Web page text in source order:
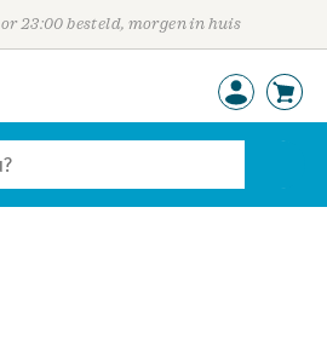
23:00 besteld, morgen in huis